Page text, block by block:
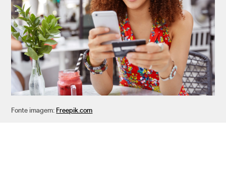
Fonte imagem: Freepik.com